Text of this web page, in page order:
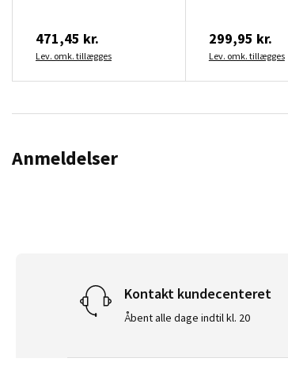
471,45 kr.
Lev. omk. tillægges
299,95 kr.
Lev. omk. tillægges
Anmeldelser
Kontakt kundecenteret
Åbent alle dage indtil kl. 20